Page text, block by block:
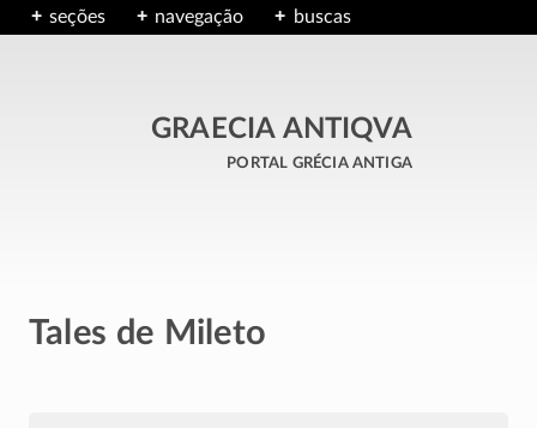
seções navegação buscas
GRAECIA ANTIQVA
portal grécia antiga
Tales de Mileto